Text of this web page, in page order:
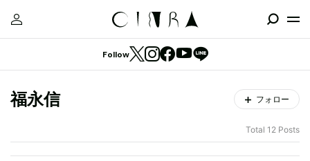
Follow
福永信 フォロー
Total 12 Posts